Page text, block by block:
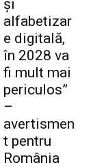
și
alfabetizar
e digitală,
în 2028 va
fi mult mai
periculos”
–
avertismen
t pentru
România